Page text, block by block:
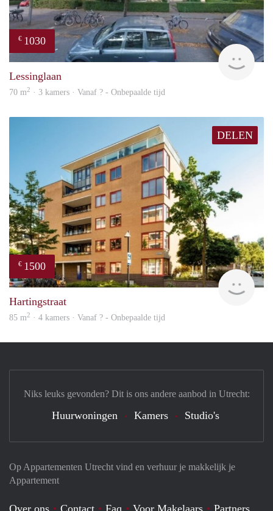
€ 1030
rent
Lessinglaan
70 m2 · 3 kamers · Vanaf ? - Onbepaalde tijd
DELEN
€ 1500
rent
Hartingstraat
85 m2 · 4 kamers · Vanaf ? - Onbepaalde tijd
Op Appartementen Utrecht vind en verhuur je makkelijk je
Appartement
Over ons Contact Faq Voor Makelaars Partners
Niks leuks gevonden? Dit is ons andere aanbod in Utrecht:
Huurwoningen Kamers Studio's